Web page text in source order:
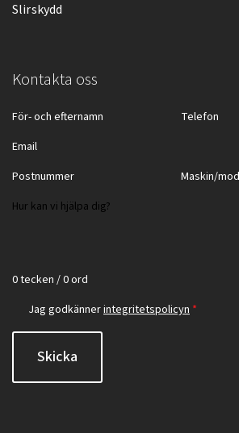
Slirskydd
Kontakta oss
0 tecken / 0 ord
Jag godkännerintegritetspolicyn *
Skicka